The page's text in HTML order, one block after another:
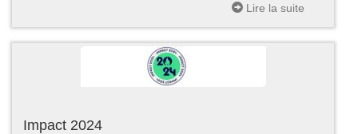
Lire la suite
Impact 2024